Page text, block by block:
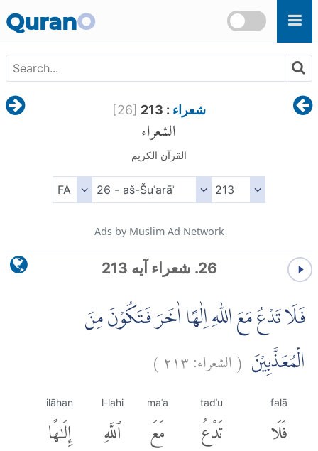
QuranO
[26] شعراء : 213
الشعراء
القرآن الكريم
Ads by Muslim Ad Network
26. شعراء آیه 213
فَلَا تَدْعُ مَعَ اللّٰهِ اِلٰهًا اٰخَرَ فَتَكُوْنَ مِنَ
الْمُعَذَّبِيْنَ (الشعراء:٢١٣)
falā
فَلَا
tadʿu
تَدْعُ
maʿa
مَعَ
l-lahi
ٱللَّهِ
ilāhan
إِلَٰهًا